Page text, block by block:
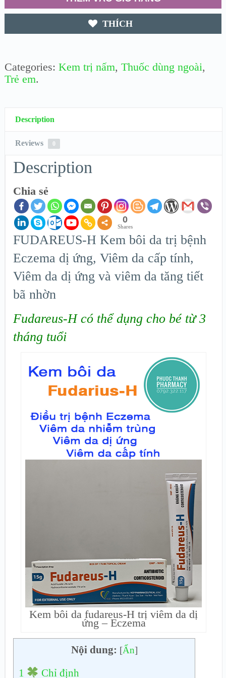
THÍCH
Categories: Kem trị nấm, Thuốc dùng ngoài,
Trẻ em.
Description
Reviews 0
Description
Chia sẻ
0
Shares
FUDAREUS-H Kem bôi da trị bệnh
Eczema dị ứng, Viêm da cấp tính,
Viêm da dị ứng và viêm da tăng tiết
bã nhờn
Fudareus-H có thể dụng cho bé từ 3
tháng tuổi
Kem bôi da fudareus-H trị viêm da dị
ứng – Eczema
Nội dung: [Ẩn]
1 Chỉ định